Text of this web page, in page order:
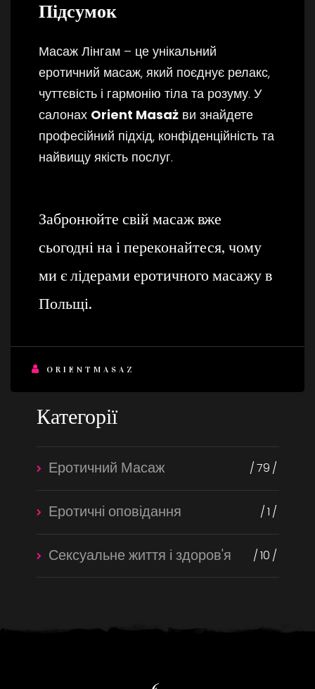
Підсумок
Масаж Лінгам – це унікальний
еротичний масаж, який поєднує релакс,
чуттєвість і гармонію тіла та розуму. У
салонах Orient Masaż ви знайдете
професійний підхід, конфіденційність та
найвищу якість послуг.
Забронюйте свій масаж вже
сьогодні на і переконайтеся, чому
ми є лідерами еротичного масажу в
Польщі.
ORIENTMASAZ
Категорії
Еротичний Масаж 79
Еротичні оповідання 1
Сексуальне життя і здоров'я 10